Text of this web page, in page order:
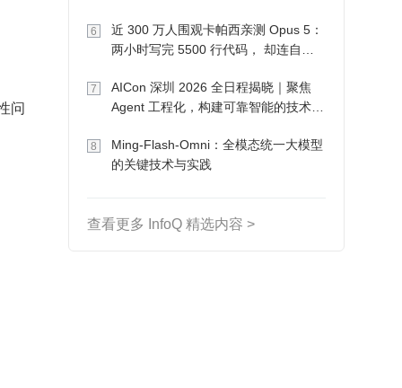
问
6
近 300 万人围观卡帕西亲测 Opus 5：
两小时写完 5500 行代码， 却连自己
7
AICon 深圳 2026 全日程揭晓｜聚焦
Agent 工程化，构建可靠智能的技术路
8
Ming-Flash-Omni：全模态统一大模型
的关键技术与实践
查看更多 InfoQ 精选内容 >